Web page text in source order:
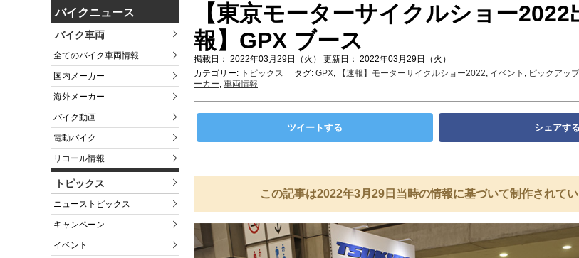
バイクニュース
バイク車両
全てのバイク車両情報
国内メーカー
海外メーカー
バイク動画
電動バイク
リコール情報
トピックス
ニューストピックス
キャンペーン
イベント
【東京モーターサイクルショー2022
報】GPX ブース
掲載日： 2022年03月29日（火） 更新日： 2022年03月29日（火）
カテゴリー: トピックス タグ: GPX, 【速報】モーターサイクルショー2022, イベント , ピックアッ
ーカー, 車両情報
ツイートする シェアする
この記事は2022年3月29日当時の情報に基づいて制作されてい